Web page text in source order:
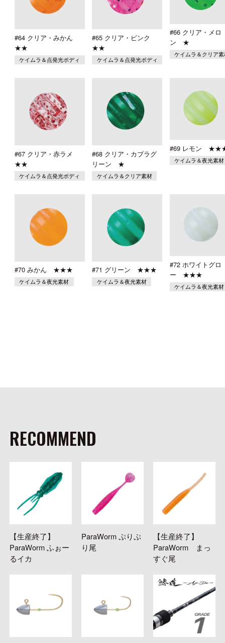
#64 クリア・みかん
★★
ケイムラ＆点発光ボディ
#65 クリア・ピンク
★★
ケイムラ＆点発光ボディ
#66 クリア・メロ
ン ★
ケイムラ＆クリア
#67 クリア・赤ラメ
★★
ケイムラ＆点発光ボディ
#68 クリア・カブラグ
リーン ★
ケイムラ＆クリア素材
#69 レモン
ケイムラ＆夜光素材
#70 みかん ★★★
ケイムラ＆夜光素材
#71 グリーン ★★★
ケイムラ＆夜光素材
#72 ホワイトグロ
ー ★★★
ケイムラ＆夜光素材
RECOMMEND
【生産終了】
ParaWorm ふぉー
るイカ
ParaWorm ぷりぷ
り尾
【生産終了】
ParaWorm まっ
すぐ尾